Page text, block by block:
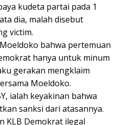
kudeta partai pada 1
dia, malah disebut
victim.
bahwa pertemuan
hanya untuk minum
gerakan mengklaim
Moeldoko.
ialah keyakinan bahwa
sanksi dari atasannya.
KLB Demokrat ilegal